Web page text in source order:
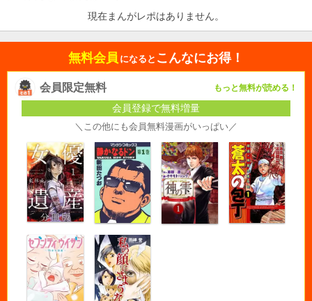
現在まんがレポはありません。
無料会員 になると こんなにお得！
会員限定無料 もっと無料が読める！
会員登録で無料増量
＼この他にも会員無料漫画がいっぱい／